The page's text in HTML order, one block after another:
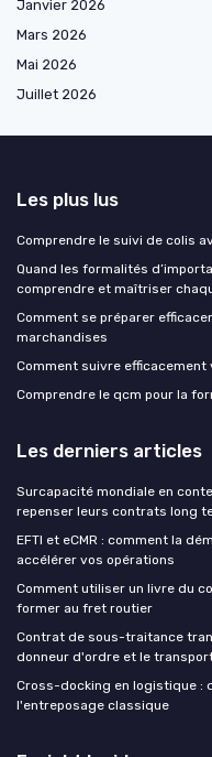
Janvier 2026
Mars 2026
Mai 2026
Juillet 2026
Les plus lus
Comprendre le suivi de colis
Quand les formalités
comprendre et maîtriser
Comment se préparer
marchandises
Comment suivre efficacement
Comprendre le qcm pour la
Les derniers articles
Surcapacité mondiale en
repenser leurs contrats long
EFTI et eCMR : comment la
accélérer vos opérations
Comment utiliser un livre du
former au fret routier
Contrat de sous-traitance
donneur d'ordre et le
Cross-docking en logistique :
l'entreposage classique